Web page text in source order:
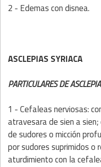
2 - Edemas con disnea.
ASCLEPIAS SYRIACA
PARTICULARES DE
1 - Cefaleas nerviosas:
atravesara de sien a
de sudores o micción
por sudores suprimidos o
aturdimiento con la